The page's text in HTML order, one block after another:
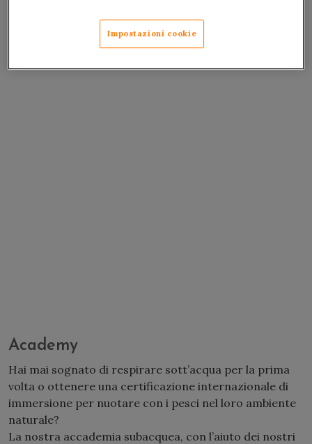
Academy
Hai mai sognato di respirare sott’acqua per la prima
volta o ottenere una certificazione internazionale di
immersione per nuotare con i pesci nel loro ambiente
naturale?
La nostra accademia subacquea, con l’aiuto dei nostri
Impostazioni cookie